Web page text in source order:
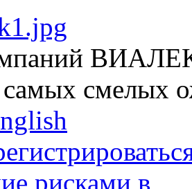
самых смелых